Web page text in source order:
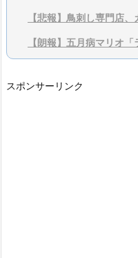
スポンサーリンク